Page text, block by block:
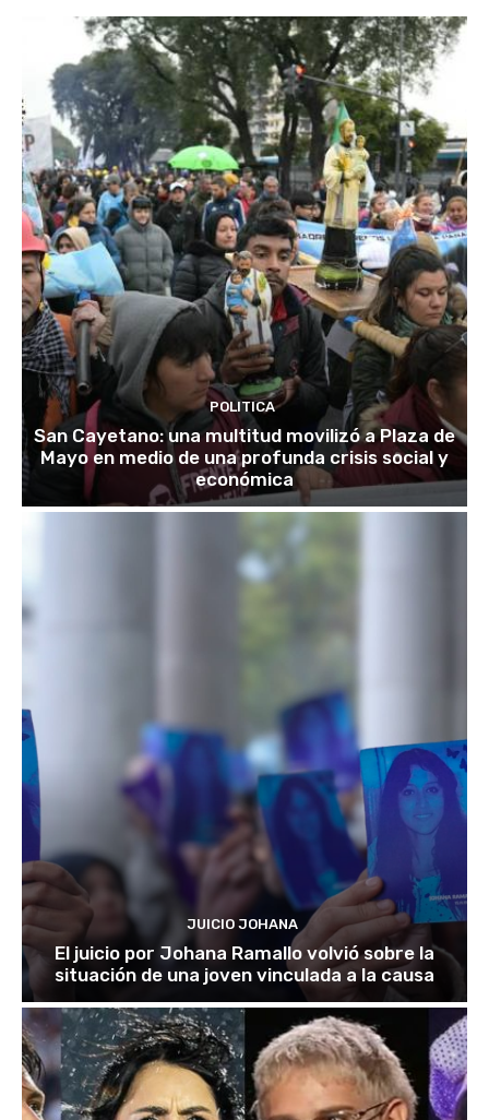
POLITICA
San Cayetano: una multitud movilizó a Plaza de
Mayo en medio de una profunda crisis social y
económica
JUICIO JOHANA
El juicio por Johana Ramallo volvió sobre la
situación de una joven vinculada a la causa